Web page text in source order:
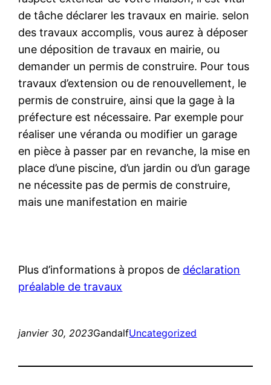
de tâche déclarer les travaux en mairie. selon
des travaux accomplis, vous aurez à déposer
une déposition de travaux en mairie, ou
demander un permis de construire. Pour tous
travaux d’extension ou de renouvellement, le
permis de construire, ainsi que la gage à la
préfecture est nécessaire. Par exemple pour
réaliser une véranda ou modifier un garage
en pièce à passer par en revanche, la mise en
place d’une piscine, d’un jardin ou d’un garage
ne nécessite pas de permis de construire,
mais une manifestation en mairie
Plus d’informations à propos de déclaration
préalable de travaux
janvier 30, 2023GandalfUncategorized